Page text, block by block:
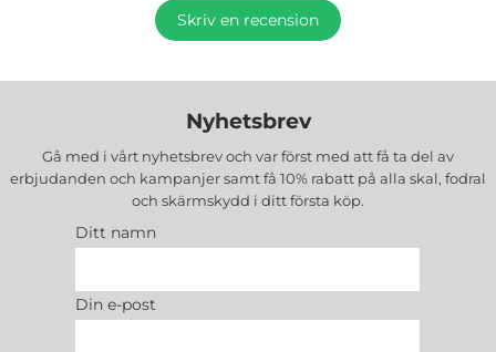
Skriv en recension
Nyhetsbrev
Gå med i vårt nyhetsbrev och var först med att få ta del av
erbjudanden och kampanjer samt få 10% rabatt på alla skal, fodral
och skärmskydd i ditt första köp.
Ditt namn
Din e-post